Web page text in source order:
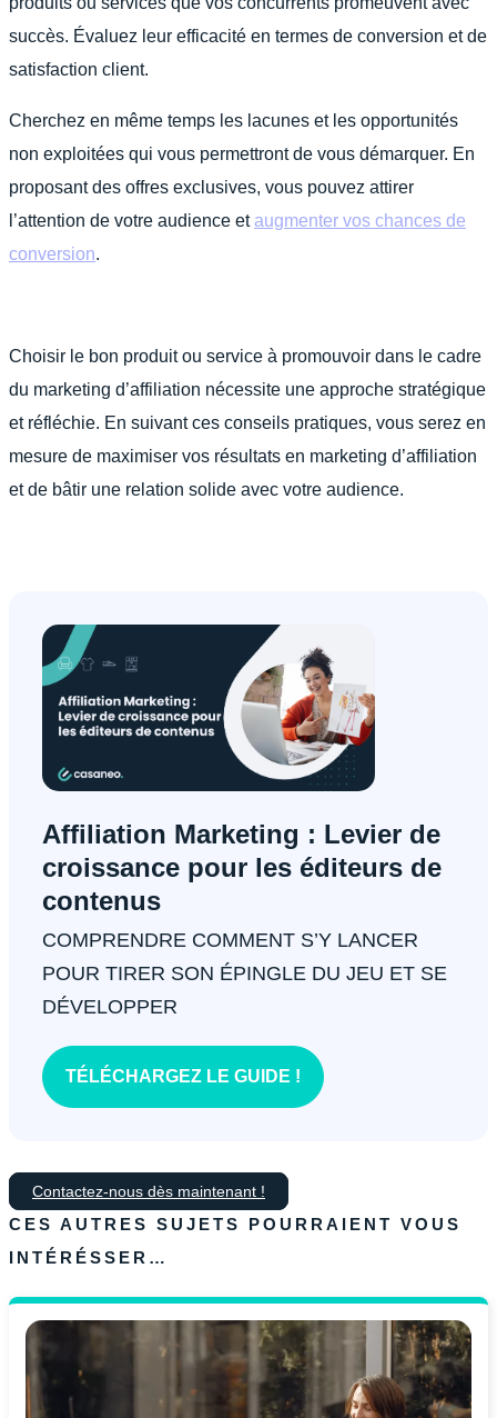
succès. Évaluez leur efficacité en termes de conversion et de
satisfaction client.
Cherchez en même temps les lacunes et les opportunités
non exploitées qui vous permettront de vous démarquer. En
proposant des offres exclusives, vous pouvez attirer
l’attention de votre audience etaugmenter vos chances de
conversion.
Choisir le bon produit ou service à promouvoir dans le cadre
du marketing d’affiliation nécessite une approche stratégique
et réfléchie. En suivant ces conseils pratiques, vous serez en
mesure de maximiser vos résultats en marketing d’affiliation
et de bâtir une relation solide avec votre audience.
Affiliation Marketing : Levier de
croissance pour les éditeurs de
contenus
COMPRENDRE COMMENT S’Y LANCER
POUR TIRER SON ÉPINGLE DU JEU ET SE
DÉVELOPPER
TÉLÉCHARGEZ LE GUIDE !
Contactez-nous dès maintenant !
CES AUTRES SUJETS POURRAIENT VOUS
INTÉRÉSSER…